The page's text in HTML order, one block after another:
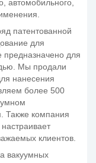
автомобильного,
патентованной
для
предназначено для
Мы продали
нанесения
более 500
Также компания
клиентов.
вакуумных